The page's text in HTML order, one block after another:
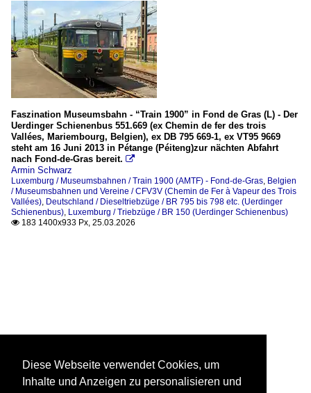
Faszination Museumsbahn - “Train 1900” in Fond de Gras (L) - Der
Uerdinger Schienenbus 551.669 (ex Chemin de fer des trois
Vallées, Mariembourg, Belgien), ex DB 795 669-1, ex VT95 9669
steht am 16 Juni 2013 in Pétange (Péiteng)zur nächten Abfahrt
nach Fond-de-Gras bereit. 
Armin Schwarz
Luxemburg / Museumsbahnen / Train 1900 (AMTF) - Fond-de-Gras, Belgien
/ Museumsbahnen und Vereine / CFV3V (Chemin de Fer à Vapeur des Trois
Vallées), Deutschland / Dieseltriebzüge / BR 795 bis 798 etc. (Uerdinger
Schienenbus), Luxemburg / Triebzüge / BR 150 (Uerdinger Schienenbus)
 183 1400x933 Px, 25.03.2026
Diese Webseite verwendet Cookies, um
Inhalte und Anzeigen zu personalisieren und